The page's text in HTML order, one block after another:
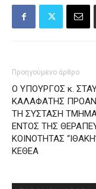
Προηγούμενο άρθρο
Ο ΥΠΟΥΡΓΟΣ κ.
ΚΑΛΑΦΑΤΗΣ
ΤΗ ΣΥΣΤΑΣΗ
ΕΝΤΟΣ ΤΗΣ
ΚΟΙΝΟΤΗΤΑΣ
ΚΕΘΕΑ